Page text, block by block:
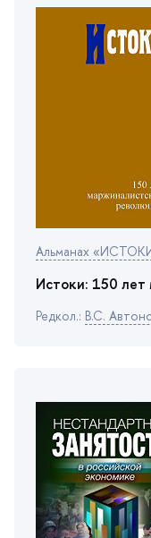
Альманах
Истоки: 150
Редкол.: .С.